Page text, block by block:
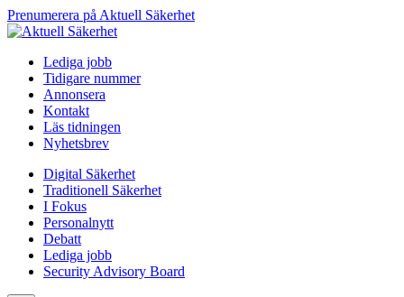
Prenumerera på Aktuell Säkerhet
Lediga jobb
Tidigare nummer
Annonsera
Kontakt
Läs tidningen
Nyhetsbrev
Digital Säkerhet
Traditionell Säkerhet
I Fokus
Personalnytt
Debatt
Lediga jobb
Security Advisory Board